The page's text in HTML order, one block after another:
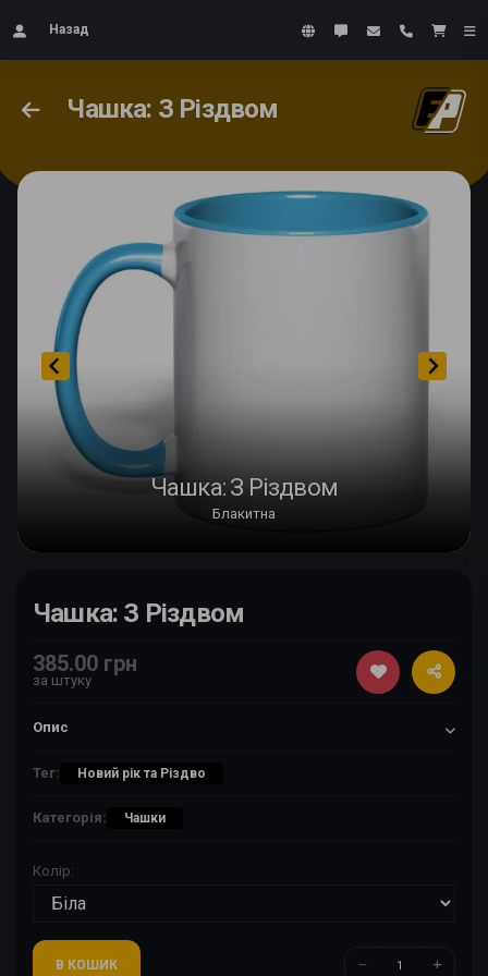
Назад
Чашка: З Різдвом
Чашка: З Різдвом
Блакитна
Чашка: З Різдвом
385.00 грн
за штуку
Опис
Тег: Новий рік та Різдво
Категорія: Чашки
Колір:
В КОШИК